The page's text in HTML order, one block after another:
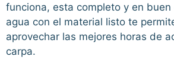
funciona, esta completo y en
agua con el material listo te
aprovechar las mejores horas de
carpa.